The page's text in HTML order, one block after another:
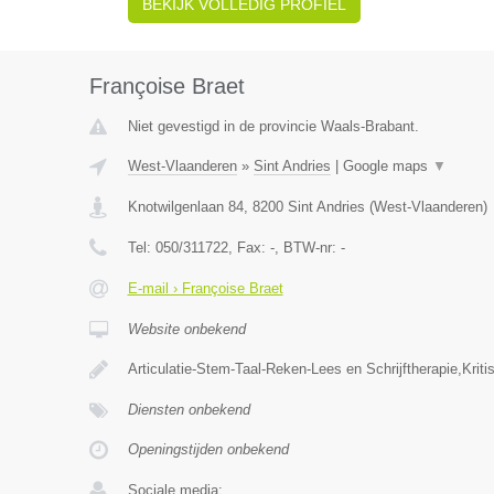
BEKIJK VOLLEDIG PROFIEL
Françoise Braet
Niet gevestigd in de provincie Waals-Brabant.
West-Vlaanderen» Sint Andries Google maps ▼
Knotwilgenlaan 84, 8200 Sint Andries (West-Vlaanderen)
Tel: 050/311722, Fax: -, BTW-nr: -
E-mail › Françoise Braet
Website onbekend
Articulatie-Stem-Taal-Reken-Lees en
Diensten onbekend
Openingstijden onbekend
Sociale media: